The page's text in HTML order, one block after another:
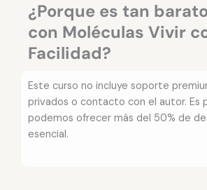
¿Porque es tan
con Moléculas Vivir
Facilidad?
Este curso no incluye soporte
privados o contacto con el autor. Es
podemos ofrecer más del 50% de
esencial.